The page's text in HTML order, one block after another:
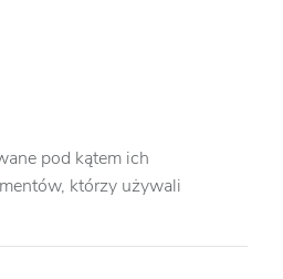
pod kątem ich
którzy używali